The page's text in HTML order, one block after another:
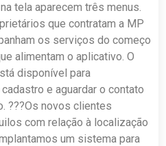
tela aparecem três menus.
que contratam a MP
os serviços do começo
alimentam o aplicativo. O
disponível para
e aguardar o contato
???Os novos clientes
com relação à localização
um sistema para